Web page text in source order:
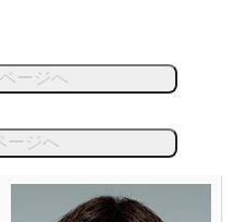
ージへ
ージへ